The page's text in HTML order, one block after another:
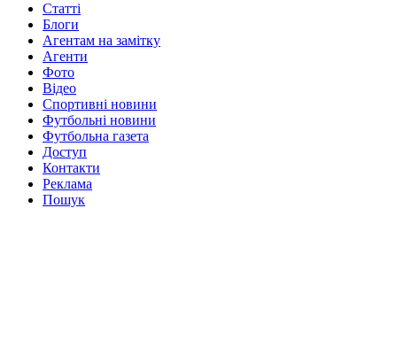
Статті
Блоги
Агентам на замітку
Агенти
Фото
Відео
Спортивні новини
Футбольні новини
Футбольна газета
Доступ
Контакти
Реклама
Пошук